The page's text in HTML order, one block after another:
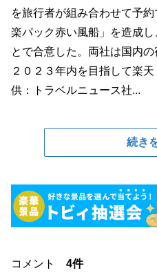
を旅行者が組み合わせて予
楽パック赤い風船」を造成
とで合意した。両社は国内
２０２３年内を目指して楽
供：トラベルニュース社...
続き
コメント 4件